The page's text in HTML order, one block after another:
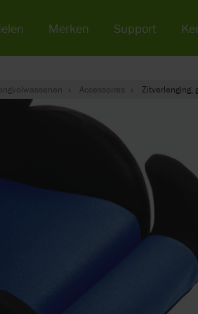
Accessoires Zitverlenging,
Merken Support